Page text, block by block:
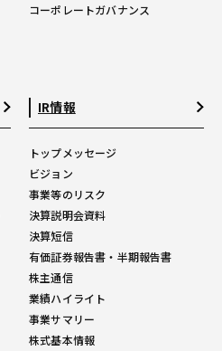
コーポレートガバナンス
IR情報
トップメッセージ
ビジョン
事業等のリスク
決算説明会資料
決算短信
有価証券報告書・半期報告書
株主通信
業績ハイライト
事業サマリー
株式基本情報